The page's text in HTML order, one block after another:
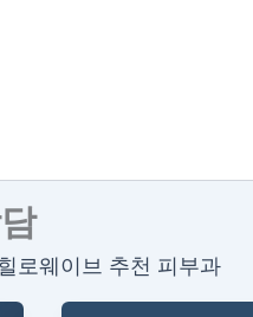
로웨이브 추천 피부과